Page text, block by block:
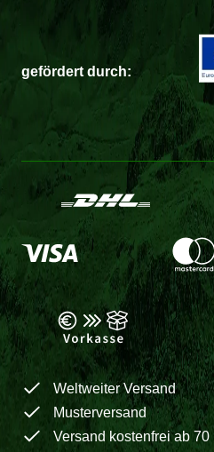
gefördert durch:
Weltweiter Versand
Musterversand
Versand kostenfrei ab